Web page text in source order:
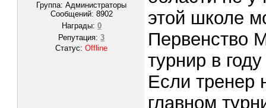
Группа: Администраторы
Сообщений: 8902
Награды: 0
Репутация:3
Статус:Offline
этой школе
Первенство
турнир в
Если тренер
главном